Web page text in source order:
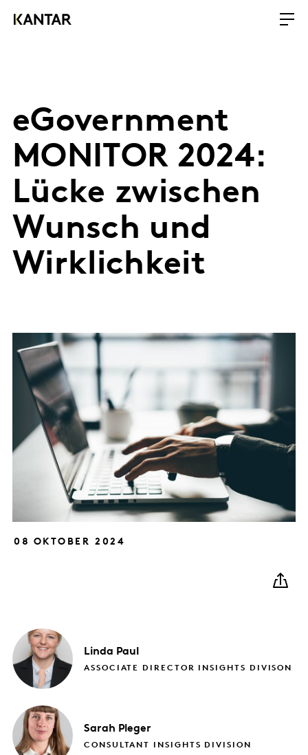
eGovernment
MONITOR 2024:
Lücke zwischen
Wunsch und
Wirklichkeit
08 OKTOBER 2024
Linda Paul
ASSOCIATE DIRECTOR INSIGHTS DIVISON
Sarah Pleger
CONSULTANT INSIGHTS DIVISION